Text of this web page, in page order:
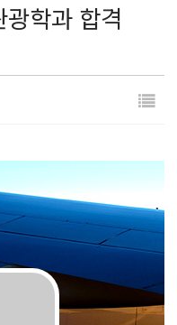
학과 합격